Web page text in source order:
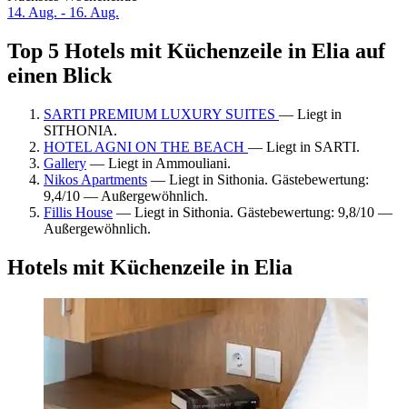
14. Aug. - 16. Aug.
Top 5 Hotels mit Küchenzeile in Elia auf
einen Blick
SARTI PREMIUM LUXURY SUITES — Liegt in
SITHONIA.
HOTEL AGNI ON THE BEACH — Liegt in SARTI.
Gallery — Liegt in Ammouliani.
Nikos Apartments — Liegt in Sithonia. Gästebewertung:
9,4/10 — Außergewöhnlich.
Fillis House — Liegt in Sithonia. Gästebewertung: 9,8/10 —
Außergewöhnlich.
Hotels mit Küchenzeile in Elia